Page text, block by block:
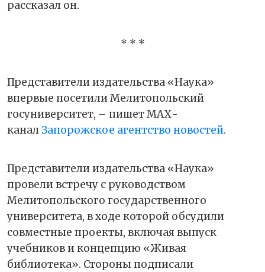
рассказал он.
* * *
Представители издательства «Наука»
впервые посетили Мелитопольский
госуниверситет, – пишет МАХ-
канал Запорожское агентство новостей.
Представители издательства «Наука»
провели встречу с руководством
Мелитопольского государственного
университета, в ходе которой обсудили
совместные проекты, включая выпуск
учебников и концепцию «Живая
библиотека». Стороны подписали